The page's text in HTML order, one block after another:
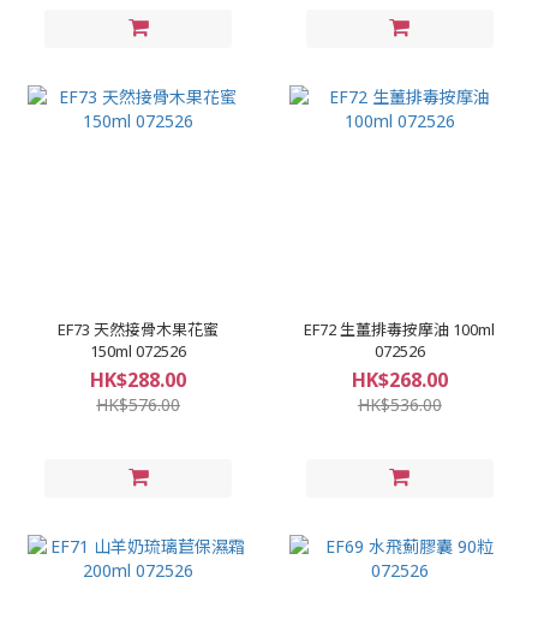
EF73 天然接骨木果花蜜
150ml 072526
HK$288.00
HK$576.00
EF72 生薑排毒按摩油 100ml
072526
HK$268.00
HK$536.00